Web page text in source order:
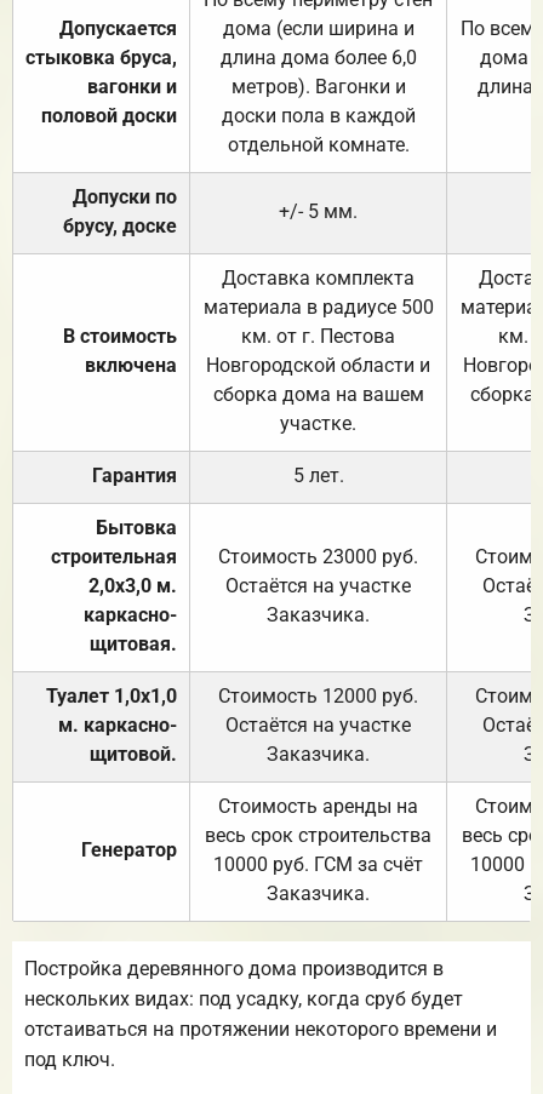
Допускается
стыковка бруса,
вагонки и
половой доски
дома (если ширина и
длина дома более 6,0
метров). Вагонки и
доски пола в каждой
отдельной комнате.
По
дома
длина
Допуски по
брусу, доске
+/- 5 мм.
В стоимость
включена
Доставка комплекта
материала в радиусе 500
км. от г. Пестова
Новгородской области и
сборка дома на вашем
участке.
км.
Гарантия 5 лет.
Бытовка
строительная
2,0х3,0 м.
каркасно-
щитовая.
Стоимость 23000 руб.
Остаётся на участке
Заказчика.
Туалет 1,0х1,0
м. каркасно-
щитовой.
Стоимость 12000 руб.
Остаётся на участке
Заказчика.
Генератор
Стоимость аренды на
весь срок строительства
10000 руб. ГСМ за счёт
Заказчика.
весь
10000
Постройка деревянного дома производится в
нескольких видах: под усадку, когда сруб будет
отстаиваться на протяжении некоторого времени и
под ключ.